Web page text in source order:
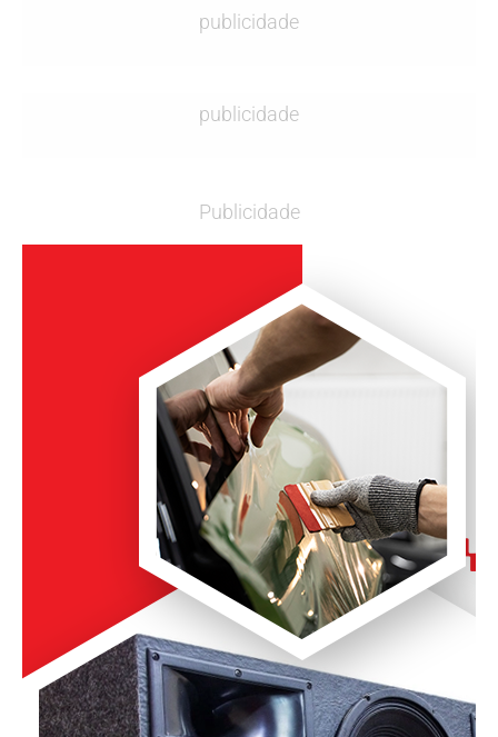
publicidade
publicidade
Publicidade